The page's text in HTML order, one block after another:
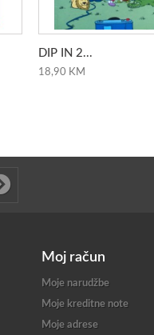
DIP IN 2...
18,90 KM
Moj račun
Moje narudžbe
Moje kreditne note
Moje adrese